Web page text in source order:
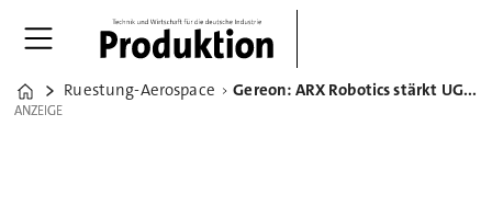
Home
Ruestung-Aerospace Gereon: ARX Robotics stärkt UGV-Einsatz in der Ukraine
ANZEIGE
ANZEIGE